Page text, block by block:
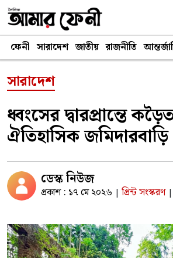
ফেনী সারাদেশ জাতীয় রাজনীতি
সারাদেশ
ধ্বংসের দ্বারপ্রান্তে
ঐতিহাসিক জমিদারবাড়ি
ডেস্ক নিউজ
প্রকাশ : ১৭ মে ২০২৬ | প্রিন্ট সংস্করণ |